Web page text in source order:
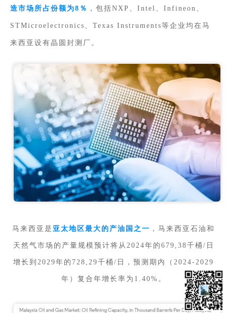
造市场所占份额为8％ ，包括NXP、Intel、Infineon、
STMicroelectronics、Texas Instruments等企业均在马
来西亚设有晶圆封测厂。
马来西亚是 亚太地区最大的产油国之一 ，马来西亚石油和
天然气市场的产量规模预计将从2024年的679,38千桶/日
增长到2029年的728,29千桶/日，预测期内（2024-2029
年）复合年增长率为1.40%。